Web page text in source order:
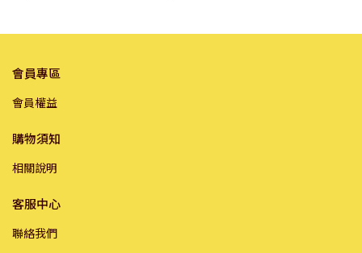
會員專區
會員權益
購物須知
相關說明
客服中心
聯絡我們